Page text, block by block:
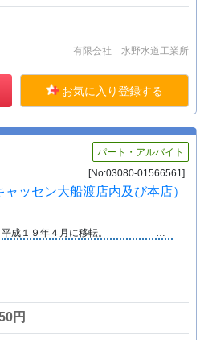
有限会社 水野水道工業所
お気に入り登録する
パート・アルバイト
[No:03080-01566561]
ッセン大船渡店内及び本店）
円